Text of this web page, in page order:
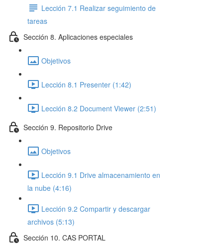
Lección 7.1 Realizar seguimiento de
tareas
Sección 8. Aplicaciones especiales
Objetivos
Lección 8.1 Presenter (1:42)
Lección 8.2 Document Viewer (2:51)
Sección 9. Repositorio Drive
Objetivos
Lección 9.1 Drive almacenamiento en
la nube (4:16)
Lección 9.2 Compartir y descargar
archivos (5:13)
Sección 10. CAS PORTAL